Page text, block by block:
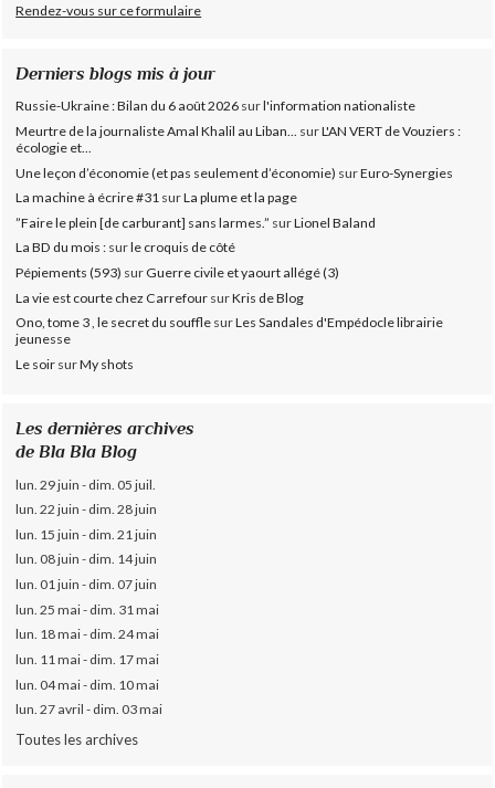
Rendez-vous sur ce formulaire
Derniers blogs mis à jour
Russie-Ukraine : Bilan du 6 août 2026 surl'information nationaliste
Meurtre de la journaliste Amal Khalil au Liban...
surL'AN VERT de Vouziers :
écologie et...
Une leçon d’économie (et pas seulement d’économie) surEuro-Synergies
La machine à écrire #31 surLa plume et la page
”Faire le plein [de carburant] sans larmes.” surLionel Baland
La BD du mois : surle croquis de côté
Pépiements (593) surGuerre civile et yaourt allégé (3)
La vie est courte chez Carrefour surKris de Blog
Ono, tome 3 , le secret du souffle surLes Sandales d'Empédocle librairie
jeunesse
Le soir surMy shots
Les dernières archives
de Bla Bla Blog
lun. 29 juin - dim. 05 juil.
lun. 22 juin - dim. 28 juin
lun. 15 juin - dim. 21 juin
lun. 08 juin - dim. 14 juin
lun. 01 juin - dim. 07 juin
lun. 25 mai - dim. 31 mai
lun. 18 mai - dim. 24 mai
lun. 11 mai - dim. 17 mai
lun. 04 mai - dim. 10 mai
lun. 27 avril - dim. 03 mai
Toutes les archives